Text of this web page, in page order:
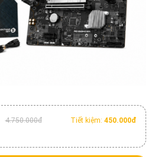
4.750.000đ Tiết kiệm: 450.000đ